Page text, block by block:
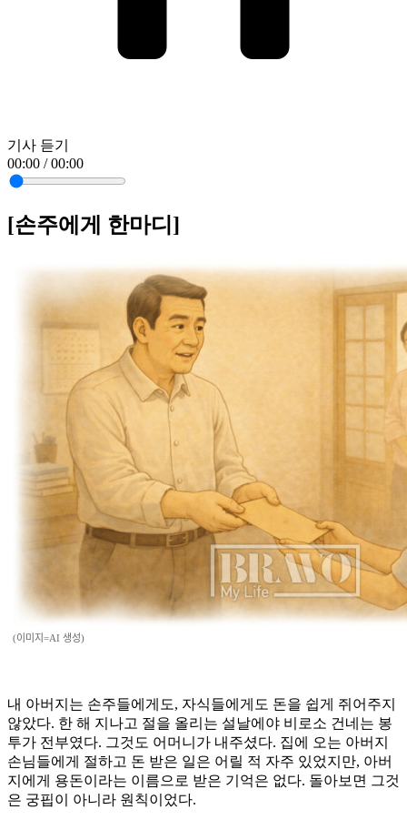
기사 듣기
00:00 / 00:00
[손주에게 한마디]
(이미지=AI 생성)
내 아버지는 손주들에게도, 자식들에게도 돈을 쉽게 쥐어주지
않았다. 한 해 지나고 절을 올리는 설날에야 비로소 건네는 봉
투가 전부였다. 그것도 어머니가 내주셨다. 집에 오는 아버지
손님들에게 절하고 돈 받은 일은 어릴 적 자주 있었지만, 아버
지에게 용돈이라는 이름으로 받은 기억은 없다. 돌아보면 그것
은 궁핍이 아니라 원칙이었다.